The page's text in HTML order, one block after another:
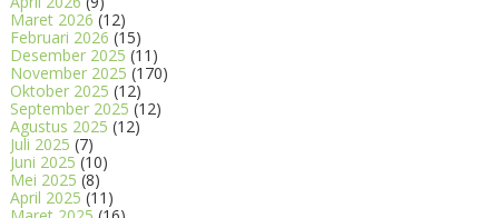
Maret 2026 (12)
Februari 2026 (15)
Desember 2025 (11)
November 2025 (170)
Oktober 2025 (12)
September 2025 (12)
Agustus 2025 (12)
Juli 2025 (7)
Juni 2025 (10)
Mei 2025 (8)
April 2025 (11)